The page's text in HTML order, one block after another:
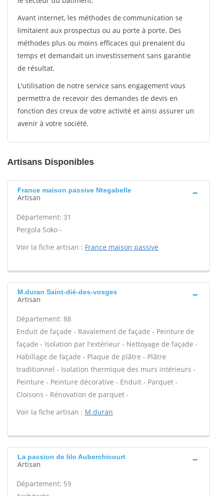
Avant internet, les méthodes de communication se
limitaient aux prospectus ou au porte à porte. Des
méthodes plus ou moins efficaces qui prenaient du
temps et demandait un investissement sans garantie
de résultat.
L'utilisation de notre service sans engagement vous
permettra de recevoir des demandes de devis en
fonction des creux de votre activité et ainsi assurer un
avenir à votre société.
Artisans Disponibles
France maison passive Ntegabelle
Artisan
Département: 31
Pergola Soko -
Voir la fiche artisan : France maison passive
M.duran Saint-dié-des-vosges
Artisan
Département: 88
Enduit de façade - Ravalement de façade - Peinture de
façade - Isolation par l'extérieur - Nettoyage de façade -
Habillage de façade - Plaque de plâtre - Plâtre
traditionnel - Isolation thermique des murs intérieurs -
Peinture - Peinture décorative - Enduit - Parquet -
Cloisons - Rénovation de parquet -
Voir la fiche artisan : M.duran
La passion de lilo Auberchicourt
Artisan
Département: 59